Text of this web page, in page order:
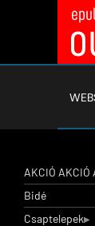
Fő tartalom
AKCIÓ AKCIÓ
Bidé
Csaptelepek